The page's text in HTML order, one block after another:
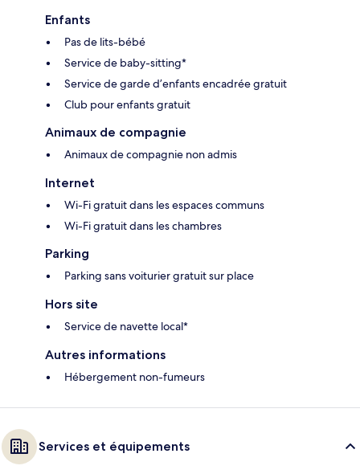
Enfants
Pas de lits-bébé
Service de baby-sitting*
Service de garde d’enfants encadrée gratuit
Club pour enfants gratuit
Animaux de compagnie
Animaux de compagnie non admis
Internet
Wi-Fi gratuit dans les espaces communs
Wi-Fi gratuit dans les chambres
Parking
Parking sans voiturier gratuit sur place
Hors site
Service de navette local*
Autres informations
Hébergement non-fumeurs
Services et équipements